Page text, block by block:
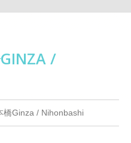
/
橋Ginza / Nihonbashi